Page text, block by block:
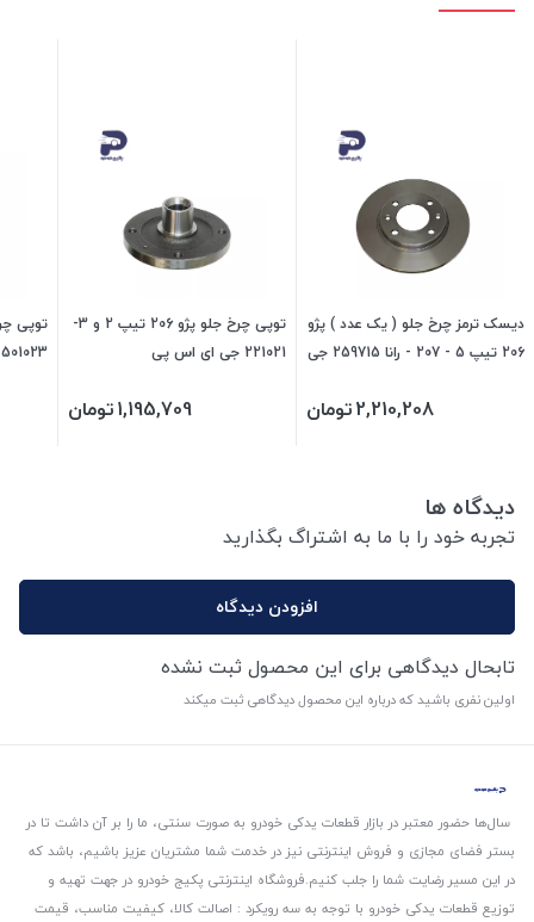
دیسک ترمز چرخ جلو ( یک عدد ) پژو
206 تیپ 5 - 207 - رانا 259715 جی
2,210,208تومان
توپی چرخ جلو پژو 206 تیپ 2 و 3-
221021 جی ای اس پی
1,195,709تومان
501023 جی ای اس پی
دیدگاه ها
تجربه خود را با ما به اشتراگ بگذارید
افزودن دیدگاه
تابحال دیدگاهی برای این محصول ثبت نشده
اولین نفری باشید که درباره این محصول دیدگاهی ثبت میکند
سال‌ها حضور معتبر در بازار قطعات یدکی خودرو به صورت سنتی، ما را بر آن داشت تا در
بستر فضای مجازی و فروش اینترنتی نیز در خدمت شما مشتریان عزیز باشیم، باشد که
در این مسیر رضایت شما را جلب کنیم.فروشگاه اینترنتی پکیج خودرو در جهت تهیه و
توزیع قطعات یدکی خودرو با توجه به سه رویکرد : اصالت کالا، کیفیت مناسب، قیمت